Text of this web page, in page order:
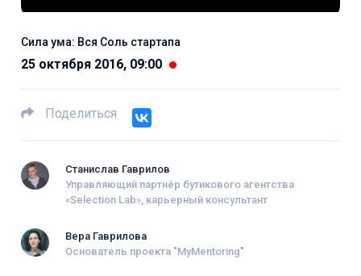
Сила ума: Вся Соль стартапа
25 октября 2016, 09:00
Поделиться
Станислав Гаврилов
Управляющий партнёр бутикового агентства
«Selection Lab», карьерный консультант
Вера Гаврилова
Основатель проекта "MyMentoring"